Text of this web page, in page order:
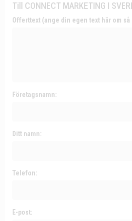
Till CONNECT MARKETING I
Offerttext (ange din egen text här om så
Företagsnamn:
Ditt namn:
Telefon:
E-post: